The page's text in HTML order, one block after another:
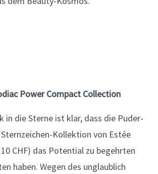
Power Compact Collection
in die Sterne ist klar, dass die Puder-
Sternzeichen-Kollektion von Estée
CHF) das Potential zu begehrten
haben. Wegen des unglaublich